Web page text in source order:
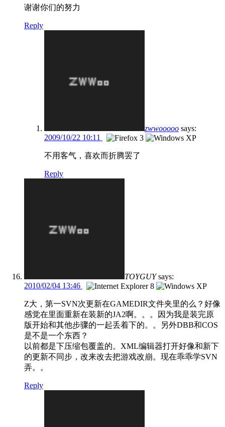
谢谢你们的努力
Reply
zwwooooo says:
2009/10/22 10:11
不用客气，喜欢而折腾罢了
Reply
TOYGUY says:
2010/02/04 13:46
Z大，第一SVN次更新在GAMEDIR文件夹里的么？好像
感觉在里面重新在装新的JA2啊。。。因为我是装完原
版开始和其他步骤的一起丢着下的。。另外DBB和COS
是不是一个东西？
以前都是下压缩包覆盖的。XML编辑器打开好像和新下
的更新不同步，改来改去把游戏改崩。现在乖乖学SVN
弄。。
Reply